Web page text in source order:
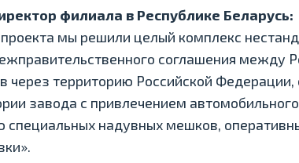
филиала в Республике Беларусь:
мы решили целый комплекс
соглашения между
через территорию Российской
завода с привлечением
специальных надувных мешков,